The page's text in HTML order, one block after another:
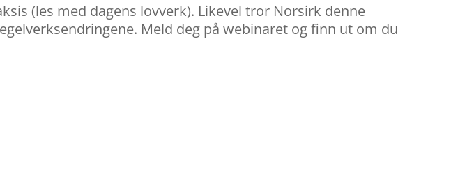
(les med dagens lovverk). Likevel tror Norsirk denne
Meld deg på webinaret og finn ut om du